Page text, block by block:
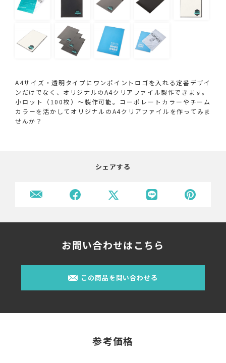
A4サイズ・透明タイプにワンポイントロゴを入れる定番デザイ
ンだけでなく、オリジナルのA4クリアファイル製作できます。
小ロット（100枚）～製作可能。コーポレートカラーやチーム
カラーを活かしてオリジナルのA4クリアファイルを作ってみま
せんか？
シェアする
お問い合わせはこちら
この商品を問い合わせる
参考価格